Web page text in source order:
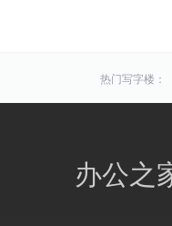
热门写字楼：
区域写字楼：
商圈写字楼：
办公之